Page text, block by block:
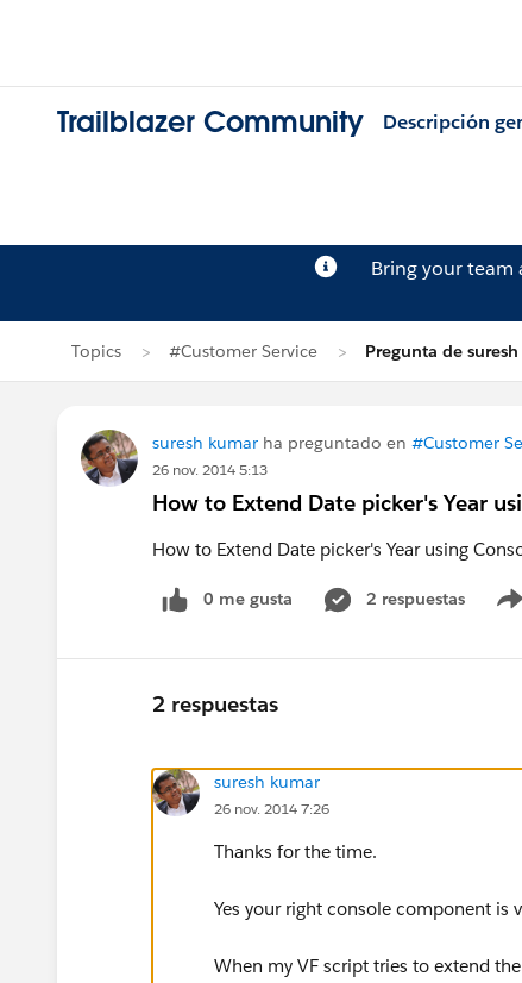
Trailblazer Community Descripción
Bring your team
Topics #Customer Service Pregunta de
suresh kumar ha preguntado en #Customer
26 nov. 2014 5:13
How to Extend Date picker's Year
How to Extend Date picker's Year using
0 me gusta 2 respuestas
2 respuestas
suresh kumar
26 nov. 2014 7:26
Thanks for the time.
Yes your right console component is
When my VF script tries to extend